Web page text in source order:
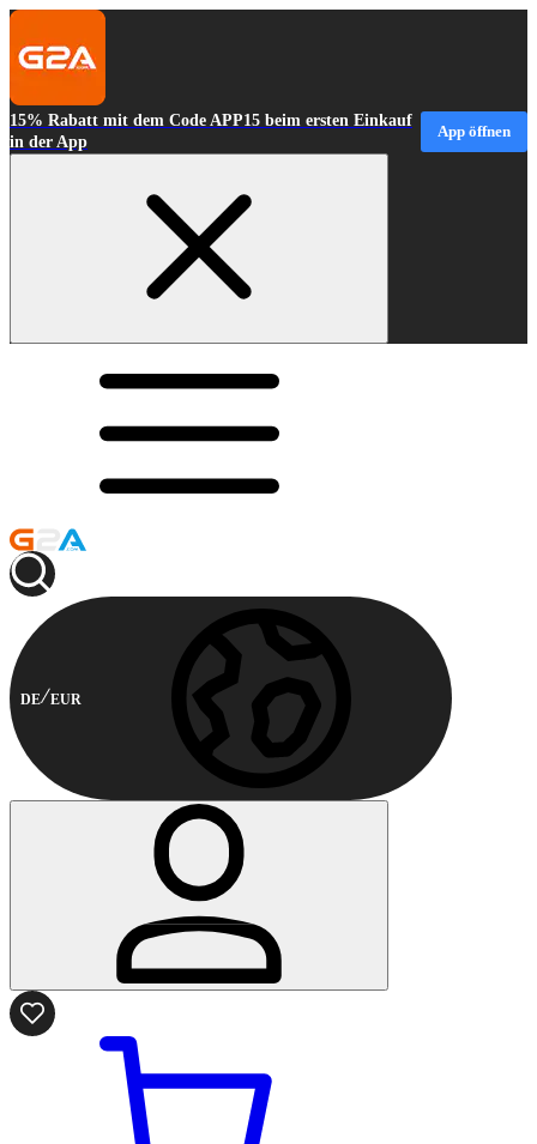
15% Rabatt mit dem Code APP15 beim ersten Einkauf
in der App
App öffnen
DE EUR